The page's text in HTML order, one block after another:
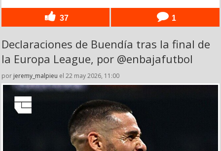
37 1
Declaraciones de Buendía tras la final de
la Europa League, por @enbajafutbol
por jeremy_malpieu el 22 may 2026, 11:00